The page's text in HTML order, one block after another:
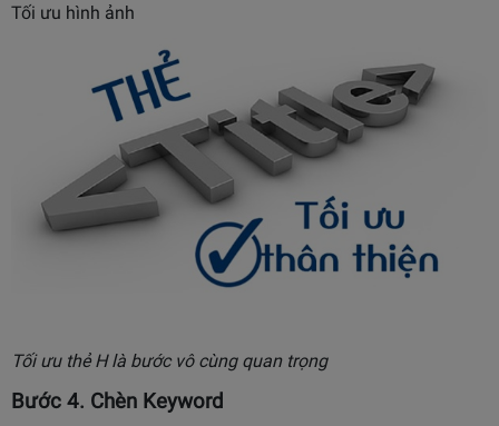
Tối ưu hình ảnh
Tối ưu thẻ H là bước vô cùng quan trọng
Bước 4. Chèn Keyword